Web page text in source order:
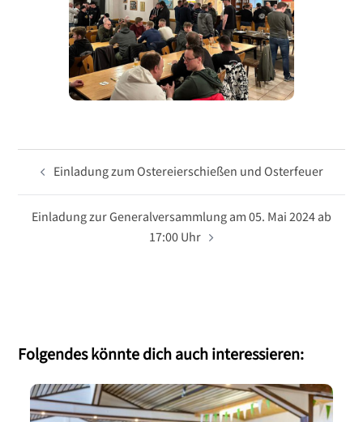
Einladung zum Ostereierschießen und Osterfeuer
Einladung zur Generalversammlung am 05. Mai 2024 ab
17:00 Uhr
Folgendes könnte dich auch interessieren: